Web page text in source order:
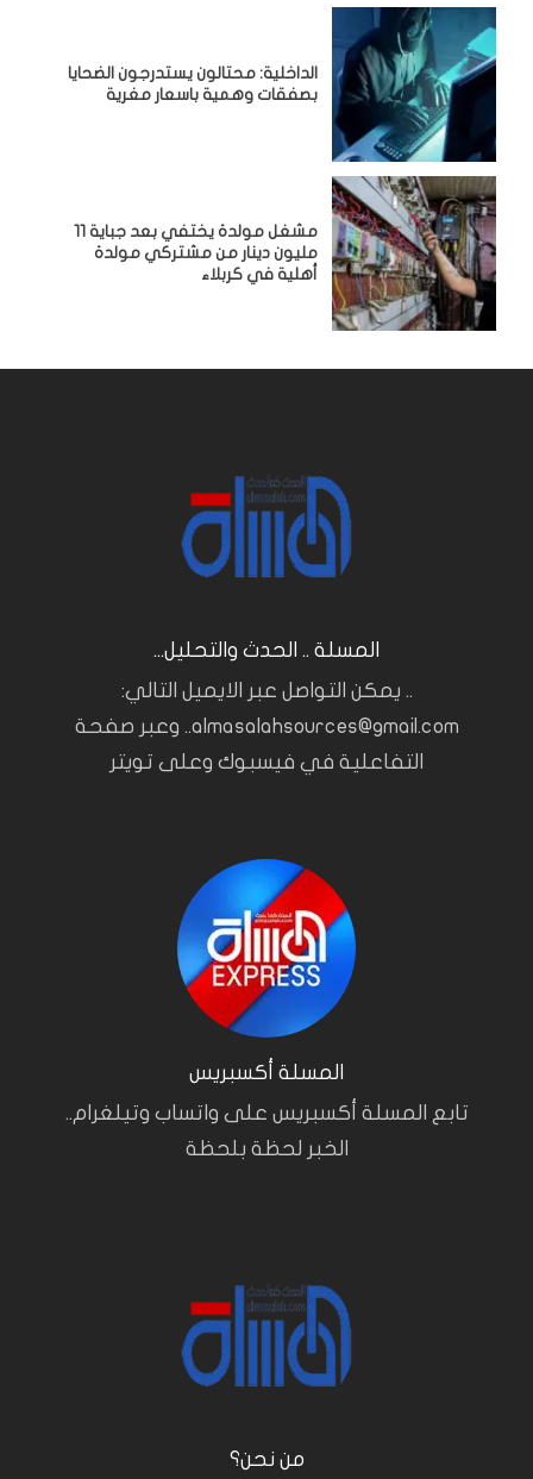
الداخلية: محتالون يستدرجون الضحايا
بصفقات وهمية باسعار مغرية
مشغل مولدة يختفي بعد جباية 11
مليون دينار من مشتركي مولدة
أهلية في كربلاء
المسلة .. الحدث والتحليل...
.. يمكن التواصل عبر الايميل التالي:
almasalahsources@gmail.com.. وعبر صفحة
التفاعلية في فيسبوك وعلى تويتر
المسلة أكسبريس
تابع المسلة أكسبريس على واتساب وتيلغرام..
الخبر لحظة بلحظة
من نحن؟